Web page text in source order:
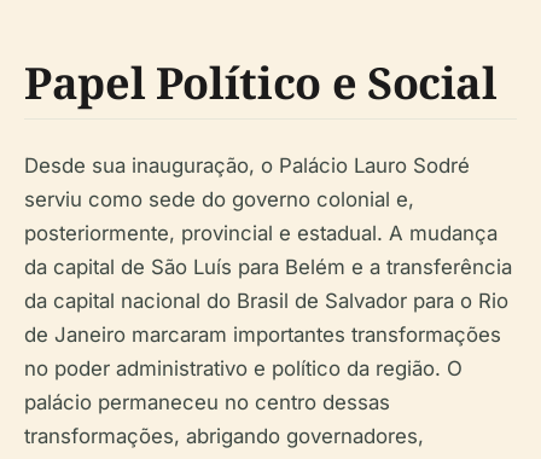
Papel Político e Social
Desde sua inauguração, o Palácio Lauro Sodré
serviu como sede do governo colonial e,
posteriormente, provincial e estadual. A mudança
da capital de São Luís para Belém e a transferência
da capital nacional do Brasil de Salvador para o Rio
de Janeiro marcaram importantes transformações
no poder administrativo e político da região. O
palácio permaneceu no centro dessas
transformações, abrigando governadores,